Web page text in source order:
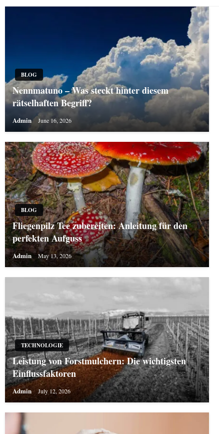
BLOG
Nennmatuno – Was steckt hinter diesem
rätselhaften Begriff?
Admin June 16, 2026
BLOG
Fliegenpilz Tee zubereiten: Anleitung für den
perfekten Aufguss
Admin May 13, 2026
TECHNOLOGIE
Leistung von Forstmulchern: Die wichtigsten
Einflussfaktoren
Admin July 12, 2026